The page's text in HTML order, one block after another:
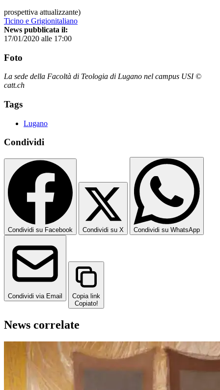
prospettiva attualizzante)
Ticino e Grigionitaliano
News pubblicata il:
17/01/2020 alle 17:00
Foto
La sede della Facoltà di Teologia di Lugano nel campus USI ©
catt.ch
Tags
Lugano
Condividi
Condividi su Facebook Condividi su X Condividi su WhatsApp
Condividi via Email
Copia link
Copiato!
News correlate